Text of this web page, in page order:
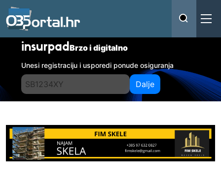
insurpadBrzo i digitalno
Unesi registraciju i usporedi ponude osiguranja
Dalje